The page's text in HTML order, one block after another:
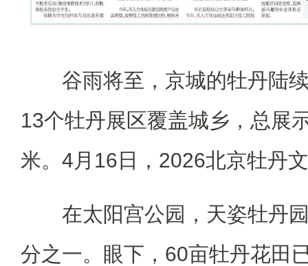
谷雨将至，京城的牡丹陆
13个牡丹展区覆盖城乡，总展
米。4月16日，2026北京牡丹
在太阳宫公园，天姿牡丹园
分之一。眼下，60亩牡丹花田